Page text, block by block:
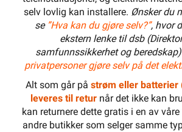
selv lovlig kan installere. Ønsker du
se ”Hva kan du gjøre selv?”, hvor
ekstern lenke til dsb
samfunnssikkerhet og
privatpersoner gjøre selv på det
Alt som går på strøm eller batterier
leveres til returnår det ikke kan
kan returnere dette gratis i en av
andre butikker som selger samme